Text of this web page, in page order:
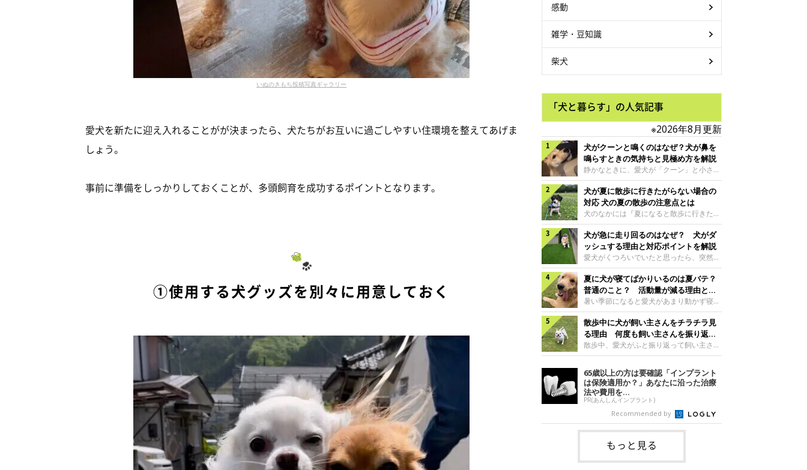
いぬのきもち投稿写真ギャラリー
愛犬を新たに迎え入れることがが決まったら、犬たちがお互いに過ごしやすい住環境を整えてあげま
しょう。
事前に準備をしっかりしておくことが、多頭飼育を成功するポイントとなります。
①使用する犬グッズを別々に用意しておく
感動
雑学・豆知識
柴犬
「犬と暮らす」の人気記事
※2026年8月更新
犬がクーンと鳴くのはなぜ？犬が鼻を
鳴らすときの気持ちと見極め方を解説
静かなときに、愛犬が「クーン」と小さく
鳴いたり、鼻を鳴らすような音を出したり
することはありませんか？ 大きく吠える
わけではない分、「不安なの？それとも何
かお願いしているの？」と気になる飼い主
さんもいるかもしれません。今回は、犬が
クーンと鳴く理由や鼻鳴らしの背景、見極
め方と対応のポイントなどについて、いぬ
のきもち獣医師相談室の原 駿太朗先生に
伺いました。クーンと鳴くのはどんな気持
ち？いぬのきもち投稿写真ギャラリー犬が
クーンと小さく鳴くときは、何らかの感情
を伝えようとしている場合があると考えら
れています。大
犬が夏に散歩に行きたがらない場合の
対応 犬の夏の散歩の注意点とは
犬のなかには『夏になると散歩に行きたが
らない、歩かなくなる』『暑い季節は散歩
の気配を察すると涼しい部屋から出ようと
しない』など散歩に行きたがらないコもい
るようです。愛犬の運動をさせてあげたい
のに、散歩に行きたがらない。このような
場合はどう対応すればよいのでしょうか？
「愛犬が夏に散歩に行きたがらない場合の
対応」について、いぬのきもち獣医師相談
室の白山さとこ先生に聞きました。Q.夏に
犬の散歩に行くときの注意点は？ いぬの
きもち投稿写真ギャラリーーー夏に愛犬と
散歩に行くときは、どのようなことに注意
をするとよい
犬が急に走り回るのはなぜ？ 犬がダ
ッシュする理由と対応ポイントを解説
愛犬がくつろいでいたと思ったら、突然部
屋の中を走り回り始める――そんな様子に
驚いたことはありませんか？ 急な動きに
「何が起きているの？」と戸惑う飼い主さ
んも多いでしょう。落ち着いていたはずな
のに、急にスイッチが入ったように見える
と不安になることもあります。今回は、犬
が急に走り回る理由や見極め方などについ
て、いぬのきもち獣医師相談室の岡本りさ
先生に伺いました。犬が急に走り回るのは
ラリー犬が突然走り回る行動は、必ずしも
珍しいものではないと考えられています。
体にたまったエ
夏に犬が寝てばかりいるのは夏バテ？
普通のこと？ 活動量が減る理由と対
策とは
暑い季節になると愛犬があまり動かず寝て
ばかりだと感じる飼い主さんはいません
か？その様子に、愛犬が夏バテで疲れてい
るのか、元気がないのかなど不安に感じる
方もいるのではないかと思います。 で
は、犬が寝てばかりいるときに対処が必要
かを見極める方法はあるのでしょうか？
「犬の活動量が夏に減る理由と対策」につ
いて、いぬのきもち獣医師相談室の山口み
き先生に話を聞きました。Q. 夏に犬の活
動量が減る理由は？ いぬのきもち投稿写
真ギャラリーーー夏に愛犬の活動量が減る
と感じる飼い主さんもいるようです。理由
としてどのようなこ
散歩中に犬が飼い主さんをチラチラ見
る理由 何度も飼い主さんを振り返る
のはなぜ？
散歩中、愛犬がふと振り返って飼い主さん
の様子を確認する…そんな場面に心当たり
はありませんか？ 何度もチラチラ見られ
ると、「何か気になることがあるの？」
「ちゃんと歩けているかな」と不安になる
ことがあるかもしれません。愛犬が歩きな
がら飼い主さんを振り返るしぐさには、ど
んな気持ちが隠れているのでしょうか。今
回は、犬が散歩中に飼い主さんを確認する
理由や注意すべきサインの見極めかた、対
応のポイントなどについて、いぬのきもち
獣医師相談室の原 駿太朗先生に伺いまし
65歳以上の方は要確認「インプラント
は保険適用か？」あなたに沿った治療
法や費用を...
PR(あんしんインプラント)
Recommended by
もっと見る